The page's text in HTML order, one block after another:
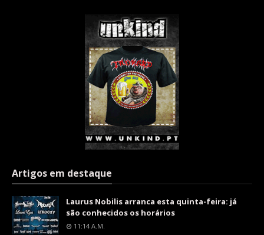
Artigos em destaque
Laurus Nobilis arranca esta quinta-feira: já
são conhecidos os horários
11:14 A.m.